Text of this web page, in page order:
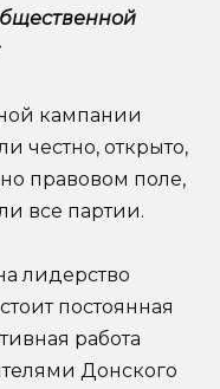
кампании
честно, открыто,
правовом поле,
все партии.
лидерство
постоянная
работа
Донского